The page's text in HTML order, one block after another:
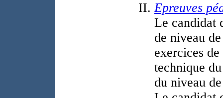
Epreuves
Le candidat
de niveau
exercices
technique
du niveau